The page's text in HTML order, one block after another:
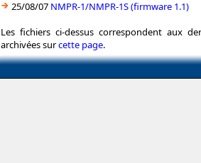
25/08/07 NMPR-1/NMPR-1S (firmware 1.1)
Les fichiers ci-dessus correspondent aux
archivées surcette page.